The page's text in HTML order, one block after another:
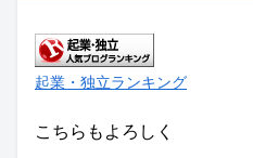
起業・独立ランキング
こちらもよろしく